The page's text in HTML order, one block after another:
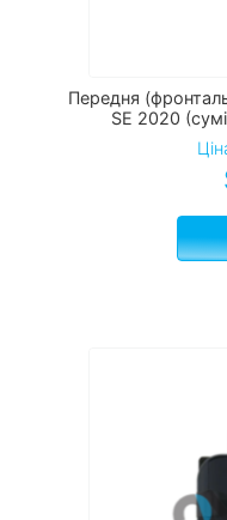
Передня
SE 2020